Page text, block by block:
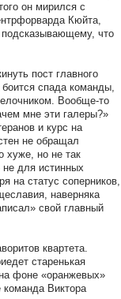
он мирился с
Кюйта,
подсказывающему, что
пост главного
спада команды,
Вообще-то
мне эти галеры?»
и курс на
не обращал
хуже, но не так
для истинных
на статус соперников,
наверняка
свой главный
квартета.
старенькая
фоне «оранжевых»
Виктора